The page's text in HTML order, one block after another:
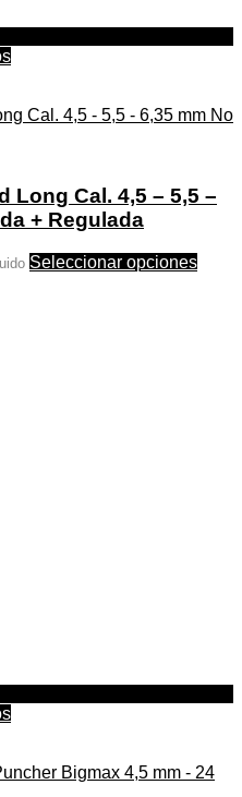
Long Cal. 4,5 – 5,5 –
+ Regulada
Seleccionar opcionesEste